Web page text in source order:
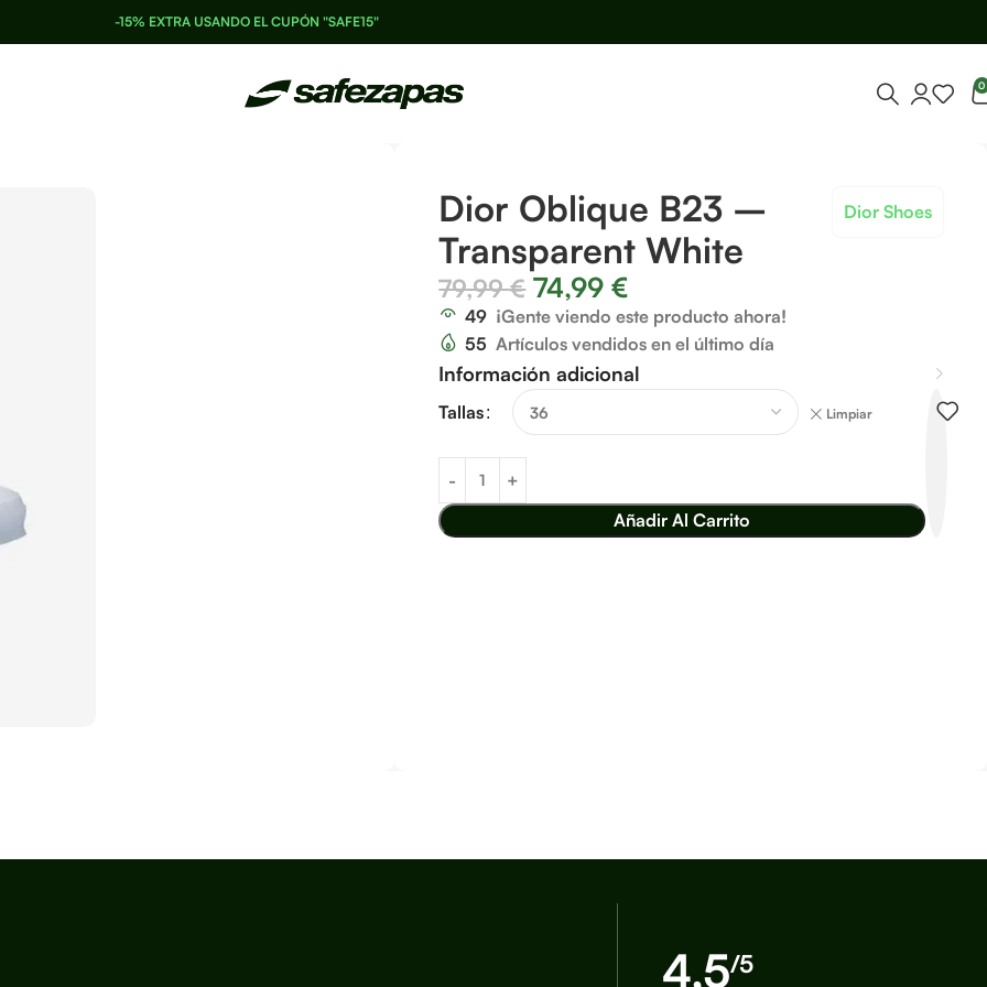
-15% EXTRA USANDO EL CUPÓN "SAFE15"
0
Dior Oblique B23 –
Transparent White
Dior Shoes
79,99€ 74,99€
49 ¡Gente viendo este producto ahora!
55 Artículos vendidos en el último día
Información adicional
Tallas Limpiar
Añadir Al Carrito
4,5/5